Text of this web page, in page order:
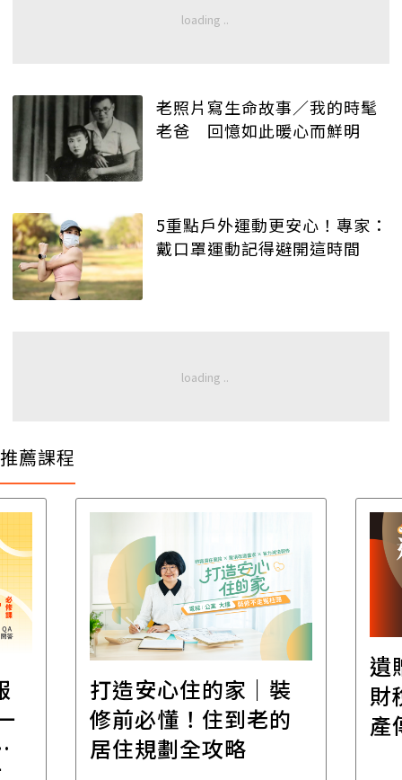
老照片寫生命故事／我的時髦
老爸 回憶如此暖心而鮮明
5重點戶外運動更安心！專家：
戴口罩運動記得避開這時間
推薦課程
打造安心住的家｜裝
修前必懂！住到老的
居住規劃全攻略
遺
財
產